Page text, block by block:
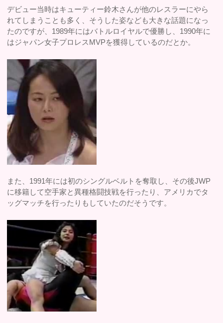
デビュー当時はキューティー鈴木さんが他のレスラーにやら
れてしまうことも多く、そうした姿なども大きな話題になっ
たのですが、1989年にはバトルロイヤルで優勝し、1990年に
はジャパン女子プロレスMVPを獲得しているのだとか。
また、1991年には初のシングルベルトを奪取し、その後JWP
に移籍して空手家と異種格闘技戦を行ったり、アメリカでタ
ッグマッチを行ったりもしていたのだそうです。